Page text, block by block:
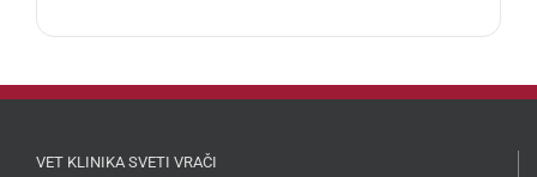
VET KLINIKA SVETI VRAČI